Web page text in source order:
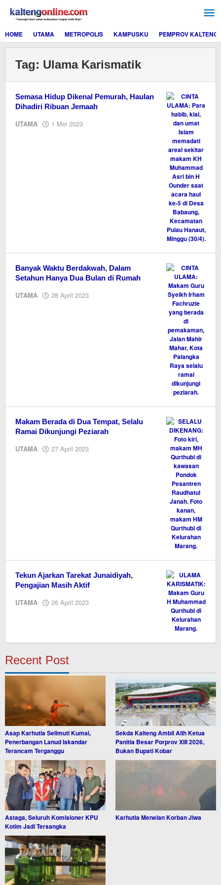
konten
HOME
UTAMA METROPOLIS KAMPUSKU PEMPROV KALTENG
Tag: Ulama Karismatik
Semasa Hidup Dikenal Pemurah, Haulan
Dihadiri Ribuan Jemaah
UTAMA 1 Mei 2023
Banyak Waktu Berdakwah, Dalam
Setahun Hanya Dua Bulan di Rumah
UTAMA 28 April 2023
Makam Berada di Dua Tempat, Selalu
Ramai Dikunjungi Peziarah
UTAMA 27 April 2023
Tekun Ajarkan Tarekat Junaidiyah,
Pengajian Masih Aktif
UTAMA 26 April 2023
Recent Post
Asap Karhutla Selimuti Kumai,
Penerbangan Lanud Iskandar
Terancam Terganggu
Sekda Kalteng Ambil Alih Ketua
Panitia Besar Porprov XIII 2026,
Bukan Bupati Kobar
Astaga, Seluruh Komisioner KPU
Kotim Jadi Tersangka
Karhutla Menelan Korban Jiwa